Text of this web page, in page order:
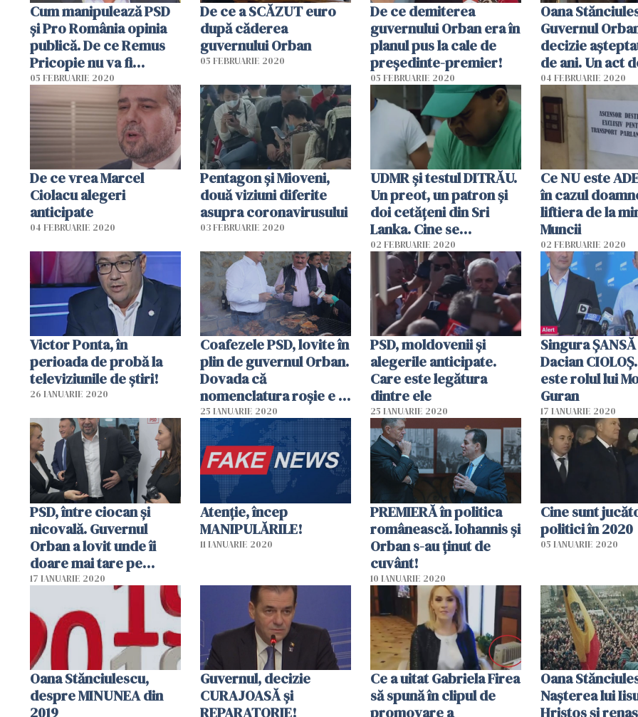
Cum manipulează PSD
și Pro România opinia
publică. De ce Remus
Pricopie nu va fi
desemnat premier
05 FEBRUARIE 2020
De ce a SCĂZUT euro
după căderea
guvernului Orban
05 FEBRUARIE 2020
De ce demiterea
guvernului Orban era în
planul pus la cale de
președinte-premier!
05 FEBRUARIE 2020
Oana
Guvernul
decizie
de ani. Un act
reparație morală
pentru istoria
04 FEBRUARIE 2020
De ce vrea Marcel
Ciolacu alegeri
anticipate
04 FEBRUARIE 2020
Pentagon și Mioveni,
două viziuni diferite
asupra coronavirusului
03 FEBRUARIE 2020
UDMR și testul DITRĂU.
Un preot, un patron și
doi cetățeni din Sri
Lanka. Cine se
comportă ca în evul
mediu în această
poveste
02 FEBRUARIE 2020
Ce NU este
în cazul
liftiera de la
Muncii
02 FEBRUARIE 2020
Victor Ponta, în
perioada de probă la
televiziunile de știri!
26 IANUARIE 2020
Coafezele PSD, lovite în
plin de guvernul Orban.
Dovada că
nomenclatura roșie e la
putere de OPT decenii
25 IANUARIE 2020
PSD, moldovenii și
alegerile anticipate.
Care este legătura
dintre ele
25 IANUARIE 2020
Singura
Dacian
este rolul lui
Guran
17 IANUARIE 2020
PSD, între ciocan și
nicovală. Guvernul
Orban a lovit unde îi
doare mai tare pe
social democrați
17 IANUARIE 2020
Atenție, încep
MANIPULĂRILE!
11 IANUARIE 2020
PREMIERĂ în politica
românească. Iohannis și
Orban s-au ținut de
cuvânt!
10 IANUARIE 2020
Cine sunt
politici în 2020
05 IANUARIE 2020
Oana Stănciulescu,
despre MINUNEA din
2019
Guvernul, decizie
CURAJOASĂ și
REPARATORIE!
Ce a uitat Gabriela Firea
să spună în clipul de
promovare a
Oana
Nașterea lui
Hristos și